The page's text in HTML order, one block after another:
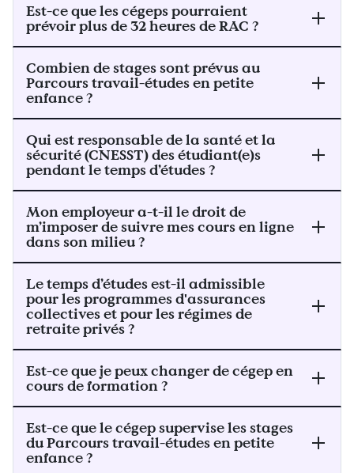
Est-ce que les cégeps pourraient
prévoir plus de 32 heures de RAC ?
Combien de stages sont prévus au
Parcours travail-études en petite
enfance ?
Qui est responsable de la santé et la
sécurité (CNESST) des étudiant(e)s
pendant le temps d’études ?
Mon employeur a-t-il le droit de
m’imposer de suivre mes cours en ligne
dans son milieu ?
Le temps d’études est-il admissible
pour les programmes d'assurances
collectives et pour les régimes de
retraite privés ?
Est-ce que je peux changer de cégep en
cours de formation ?
Est-ce que le cégep supervise les stages
du Parcours travail-études en petite
enfance ?